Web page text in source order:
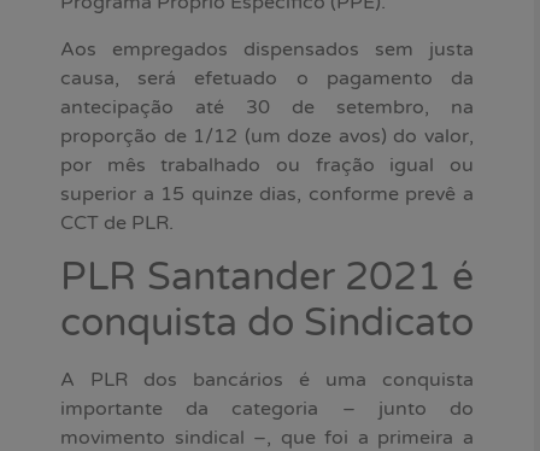
Aos empregados dispensados sem justa
causa, será efetuado o pagamento da
antecipação até 30 de setembro, na
proporção de 1/12 (um doze avos) do valor,
por mês trabalhado ou fração igual ou
superior a 15 quinze dias, conforme prevê a
CCT de PLR.
PLR Santander 2021 é
conquista do Sindicato
A PLR dos bancários é uma conquista
importante da categoria – junto do
movimento sindical –, que foi a primeira a